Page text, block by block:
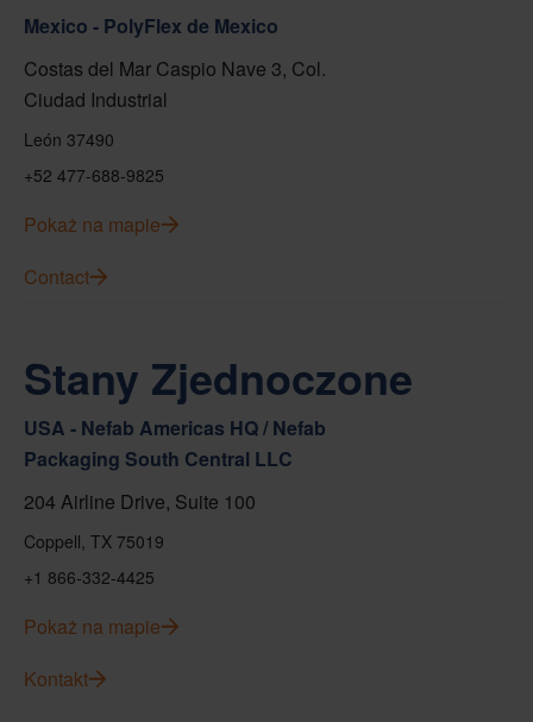
Mexico - PolyFlex de Mexico
Costas del Mar Caspio Nave 3, Col.
Ciudad Industrial
León 37490
+52 477-688-9825
Pokaż na mapie
Contact
Stany Zjednoczone
USA - Nefab Americas HQ / Nefab
Packaging South Central LLC
204 Airline Drive, Suite 100
Coppell, TX 75019
+1 866-332-4425
Pokaż na mapie
Kontakt